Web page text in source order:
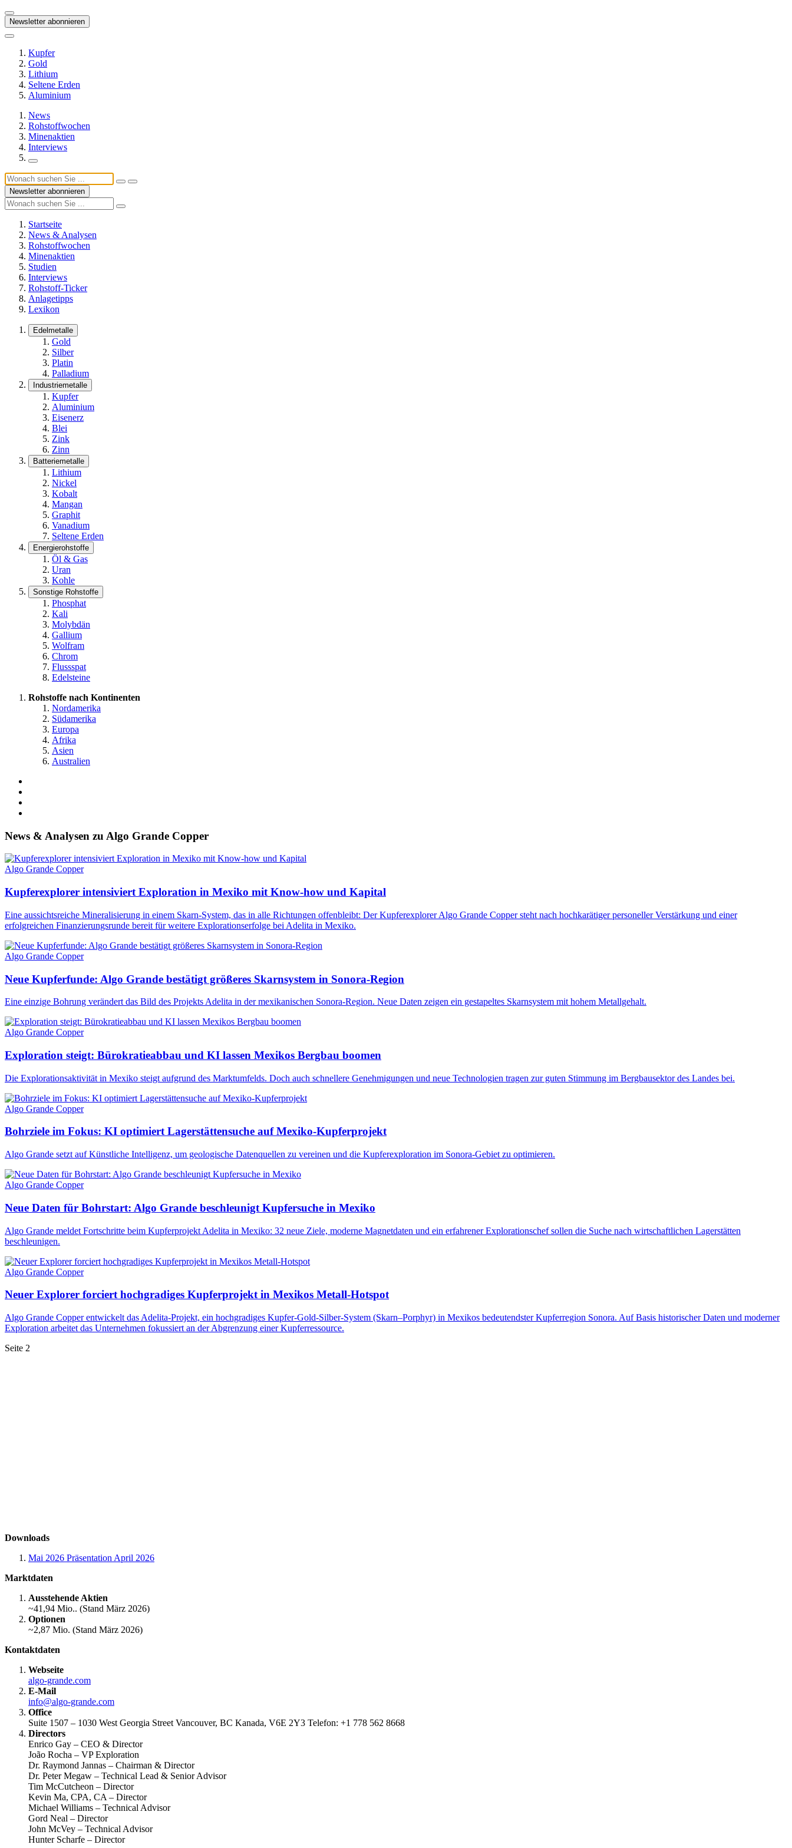
Newsletter abonnieren
Kupfer
Gold
Lithium
Seltene Erden
Aluminium
News
Rohstoffwochen
Minenaktien
Interviews
Newsletter abonnieren
Startseite
News & Analysen
Rohstoffwochen
Minenaktien
Studien
Interviews
Rohstoff-Ticker
Anlagetipps
Lexikon
Edelmetalle
Gold
Silber
Platin
Palladium
Industriemetalle
Kupfer
Aluminium
Eisenerz
Blei
Zink
Zinn
Batteriemetalle
Lithium
Nickel
Kobalt
Mangan
Graphit
Vanadium
Seltene Erden
Energierohstoffe
Öl & Gas
Uran
Kohle
Sonstige Rohstoffe
Phosphat
Kali
Molybdän
Gallium
Wolfram
Chrom
Flussspat
Edelsteine
Rohstoffe nach Kontinenten
Nordamerika
Südamerika
Europa
Afrika
Asien
Australien
News & Analysen zu Algo Grande Copper
Algo Grande Copper
Kupferexplorer intensiviert Exploration in Mexiko mit Know-how und Kapital
Eine aussichtsreiche Mineralisierung in einem Skarn-System, das in alle Richtungen offenbleibt: Der Kupferexplorer Algo Grande Copper steht nach hochkarätiger personeller Verstärkung und einer
erfolgreichen Finanzierungsrunde bereit für weitere Explorationserfolge bei Adelita in Mexiko.
Algo Grande Copper
Neue Kupferfunde: Algo Grande bestätigt größeres Skarnsystem in Sonora-Region
Eine einzige Bohrung verändert das Bild des Projekts Adelita in der mexikanischen Sonora-Region. Neue Daten zeigen ein gestapeltes Skarnsystem mit hohem Metallgehalt.
Algo Grande Copper
Exploration steigt: Bürokratieabbau und KI lassen Mexikos Bergbau boomen
Die Explorationsaktivität in Mexiko steigt aufgrund des Marktumfelds. Doch auch schnellere Genehmigungen und neue Technologien tragen zur guten Stimmung im Bergbausektor des Landes bei.
Algo Grande Copper
Bohrziele im Fokus: KI optimiert Lagerstättensuche auf Mexiko-Kupferprojekt
Algo Grande setzt auf Künstliche Intelligenz, um geologische Datenquellen zu vereinen und die Kupferexploration im Sonora-Gebiet zu optimieren.
Algo Grande Copper
Neue Daten für Bohrstart: Algo Grande beschleunigt Kupfersuche in Mexiko
Algo Grande meldet Fortschritte beim Kupferprojekt Adelita in Mexiko: 32 neue Ziele, moderne Magnetdaten und ein erfahrener Explorationschef sollen die Suche nach wirtschaftlichen Lagerstätten
beschleunigen.
Algo Grande Copper
Neuer Explorer forciert hochgradiges Kupferprojekt in Mexikos Metall-Hotspot
Algo Grande Copper entwickelt das Adelita-Projekt, ein hochgradiges Kupfer-Gold-Silber-System (Skarn–Porphyr) in Mexikos bedeutendster Kupferregion Sonora. Auf Basis historischer Daten und moderner
Exploration arbeitet das Unternehmen fokussiert an der Abgrenzung einer Kupferressource.
Seite 2
Downloads
Mai 2026 Präsentation April 2026
Marktdaten
Ausstehende Aktien
~41,94 Mio.. (Stand März 2026)
Optionen
~2,87 Mio. (Stand März 2026)
Kontaktdaten
Webseite
algo-grande.com
E-Mail
info@algo-grande.com
Office
Suite 1507 – 1030 West Georgia Street Vancouver, BC Kanada, V6E 2Y3 Telefon: +1 778 562 8668
Directors
Enrico Gay – CEO & Director
João Rocha – VP Exploration
Dr. Raymond Jannas – Chairman & Director
Dr. Peter Megaw – Technical Lead & Senior Advisor
Tim McCutcheon – Director
Kevin Ma, CPA, CA – Director
Michael Williams – Technical Advisor
Gord Neal – Director
John McVey – Technical Advisor
Hunter Scharfe – Director